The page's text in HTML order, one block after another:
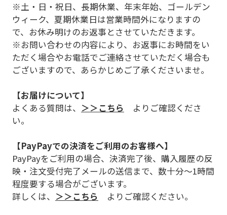
※土・日・祝日、長期休業、年末年始、ゴールデン
ウィーク、夏期休業日は営業時間外になりますの
で、お休み明けのお返事とさせていただきます。
※お問い合わせの内容により、お返事にお時間をい
ただく場合やお電話でご連絡させていただく場合も
ございますので、あらかじめご了承くださいませ。
【お届けについて】
よくある質問は、 ＞＞こちら
よりご確認くださ
い。
【PayPayでの決済をご利用のお客様へ】
PayPayをご利用の場合、決済完了後、購入履歴の反
映・注文受付完了メールの送信まで、数十分～1時間
程度要する場合がございます。
詳しくは、 ＞＞こちら よりご確認ください。